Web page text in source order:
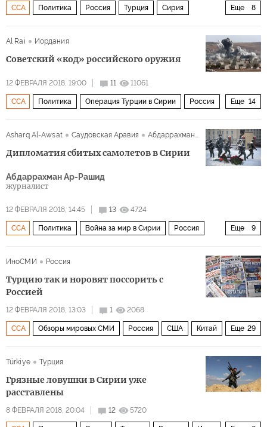
Еще 8
ССА Политика Россия Турция Сирия
Отряды народной самообороны (YPG)
Рабочая партия Курдистана (РПК)
операция «Щит Евфрата операция «Оливковая ветвь
Al Rai Иордания
Советский «код» российского оружия
12 ФЕВРАЛЯ 2018, 19:00 11 11061
Еще 14
ССА Политика Операция Турции в Сирии Россия
сирийский кризис Су-25
Asharq Al-Awsat Саудовская Аравия Абдаррахман Ар-Рашид
Дипломатия сбитых самолетов в Сирии
Абдаррахман Ар-Рашид
журналист
12 ФЕВРАЛЯ 2018, 14:45 13 4724
Еще 9
ССА Политика Война за мир в Сирии Россия
Корпус стражей исламской революции
ИноСМИ Россия
Турцию так и норовят поссорить с
Россией
12 ФЕВРАЛЯ 2018, 13:03 1 2068
Еще 29
ССА Обзоры мировых СМИ Россия США Китай
Идлиб Алеппо Иордания
Латакия Марокко Хмеймим Башар Асад
Türkiye Турция
Грязные ловушки в Сирии уже
расставлены
8 ФЕВРАЛЯ 2018, 20:04 12 5720